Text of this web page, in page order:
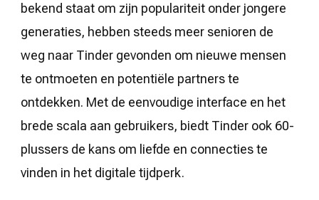
bekend staat om zijn populariteit onder jongere
generaties, hebben steeds meer senioren de
weg naar Tinder gevonden om nieuwe mensen
te ontmoeten en potentiële partners te
ontdekken. Met de eenvoudige interface en het
brede scala aan gebruikers, biedt Tinder ook 60-
plussers de kans om liefde en connecties te
vinden in het digitale tijdperk.